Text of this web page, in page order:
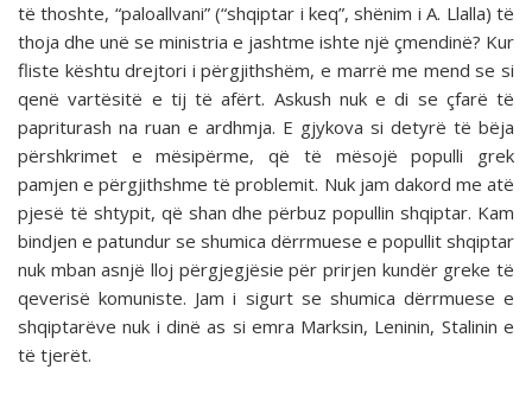
të thoshte, “paloallvani” (“shqiptar i keq”, shënim i A. Llalla) të
thoja dhe unë se ministria e jashtme ishte një çmendinë? Kur
fliste kështu drejtori i përgjithshëm, e marrë me mend se si
qenë vartësitë e tij të afërt. Askush nuk e di se çfarë të
papriturash na ruan e ardhmja. E gjykova si detyrë të bëja
përshkrimet e mësipërme, që të mësojë populli grek
pamjen e përgjithshme të problemit. Nuk jam dakord me atë
pjesë të shtypit, që shan dhe përbuz popullin shqiptar. Kam
bindjen e patundur se shumica dërrmuese e popullit shqiptar
nuk mban asnjë lloj përgjegjësie për prirjen kundër greke të
qeverisë komuniste. Jam i sigurt se shumica dërrmuese e
shqiptarëve nuk i dinë as si emra Marksin, Leninin, Stalinin e
të tjerët.